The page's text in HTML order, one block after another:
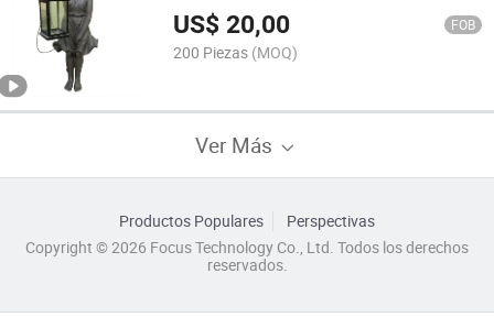
US$20,00 FOB
200 Piezas (MOQ)
Ver Más
Productos Populares
Perspectivas
Copyright © 2026 Focus Technology Co., Ltd. Todos los derechos
reservados.